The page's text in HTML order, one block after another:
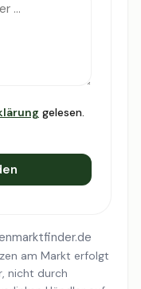
gelesen.
am Markt erfolgt
nicht durch